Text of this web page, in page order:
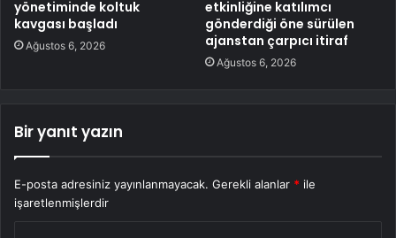
yönetiminde koltuk
kavgası başladı
Ağustos 6, 2026
etkinliğine katılımcı
gönderdiği öne sürülen
ajanstan çarpıcı itiraf
Ağustos 6, 2026
Bir yanıt yazın
E-posta adresiniz yayınlanmayacak. Gerekli alanlar * ile
işaretlenmişlerdir